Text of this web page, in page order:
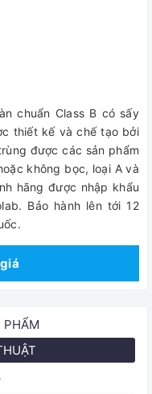
chuẩn Class B có sấy
thiết kế và chế tạo bởi
được các sản phẩm
không bọc, loại A và
hãng được nhập khẩu
Bảo hành lên tới 12
PHẨM